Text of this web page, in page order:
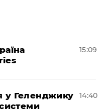
15:09
у Геленджику
14:40